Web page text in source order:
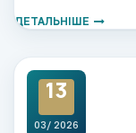
ДЕТАЛЬНІШЕ
13
03/ 2026